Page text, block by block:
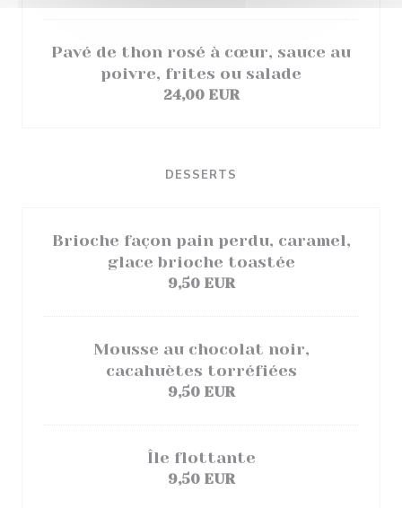
Pavé de thon rosé à cœur, sauce au
poivre, frites ou salade
24,00 EUR
DESSERTS
Brioche façon pain perdu, caramel,
glace brioche toastée
9,50 EUR
Mousse au chocolat noir,
cacahuètes torréfiées
9,50 EUR
Île flottante
9,50 EUR